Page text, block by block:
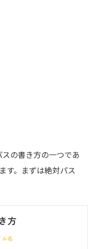
の書き方の一つであ
す。まずは絶対パス